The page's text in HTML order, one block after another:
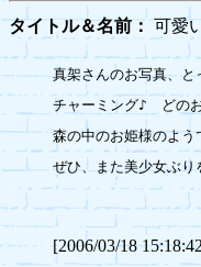
タイトル＆名前：
真架さんのお写真、
チャーミング♪　どの
森の中のお姫様のよう
ぜひ、また美少女ぶ
[2006/03/18